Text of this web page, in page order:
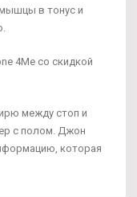
в тонус и
4Me со скидкой
между стоп и
с полом. Джон
которая